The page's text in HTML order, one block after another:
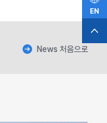
News 처음으로
EN